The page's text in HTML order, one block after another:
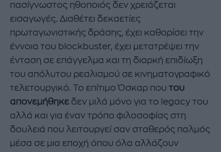
πασίγνωστος ηθοποιός δεν χρειάζεται
εισαγωγές. Διαθέτει δεκαετίες
πρωταγωνιστικής δράσης, έχει καθορίσει την
έννοια του blockbuster, έχει μετατρέψει την
ένταση σε επάγγελμα και τη διαρκή επιδίωξη
του απόλυτου ρεαλισμού σε κινηματογραφικό
τελετουργικό. Το επίτιμο Όσκαρ που του
απονεμήθηκε δεν μιλά μόνο για το legacy του
αλλά και για έναν τρόπο φιλοσοφίας στη
δουλειά που λειτουργεί σαν σταθερός παλμός
μέσα σε μια εποχή όπου όλα αλλάζουν